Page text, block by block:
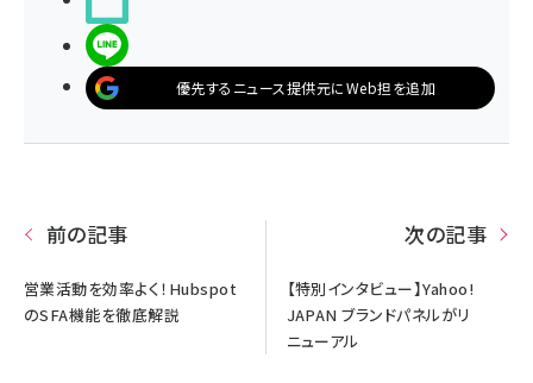
優先するニュース提供元にWeb担を追加
前の記事
営業活動を効率よく！Hubspot
のSFA機能を徹底解説
次の記事
【特別インタビュー】Yahoo!
JAPAN ブランドパネルがリ
ニューアル